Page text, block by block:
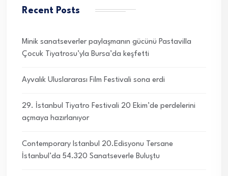
Recent Posts
Minik sanatseverler paylaşmanın gücünü Pastavilla
Çocuk Tiyatrosu’yla Bursa’da keşfetti
Ayvalık Uluslararası Film Festivali sona erdi
29. İstanbul Tiyatro Festivali 20 Ekim’de perdelerini
açmaya hazırlanıyor
Contemporary Istanbul 20.Edisyonu Tersane
İstanbul’da 54.320 Sanatseverle Buluştu